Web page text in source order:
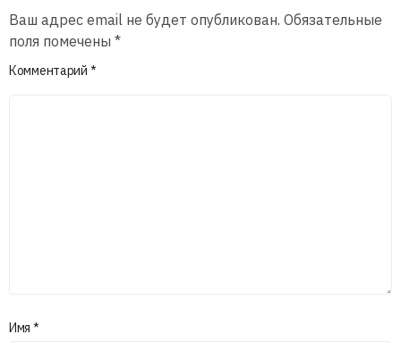
Ваш адрес email не будет опубликован. Обязательные
поля помечены *
Комментарий *
Имя *